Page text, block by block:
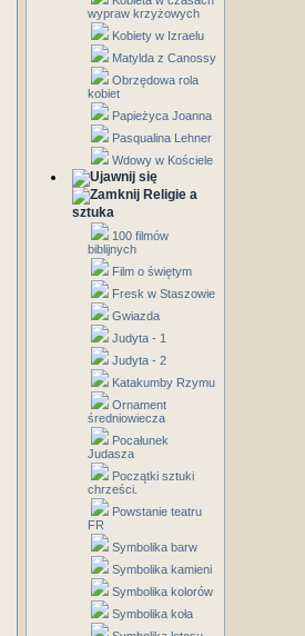
wypraw krzyżowych
Kobiety w Izraelu
Matylda z Canossy
Obrzędowa rola
kobiet
Papieżyca Joanna
Pasqualina Lehner
Wdowy w Kościele
Religie a
sztuka
100 filmów
biblijnych
Film o świętym
Fresk w Staszowie
Gwiazda
Judyta - 1
Judyta - 2
Katakumby Rzymu
Ornament
średniowiecza
Pocałunek
Judasza
Początki sztuki
chrześci.
Powstanie teatru
FR
Symbolika barw
Symbolika kamieni
Symbolika kolorów
Symbolika koła